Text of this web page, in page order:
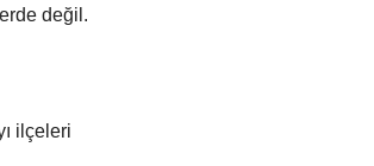
değil.
ilçeleri